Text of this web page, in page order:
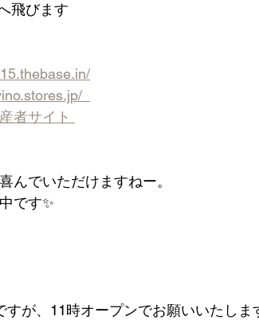
飛びます
者サイト
んでいただけますねー。
です✨
、11時オープンでお願いいたしま